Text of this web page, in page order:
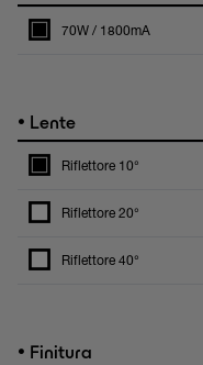
70W / 1800mA
• Lente
Riflettore 10°
Riflettore 20°
Riflettore 40°
• Finitura